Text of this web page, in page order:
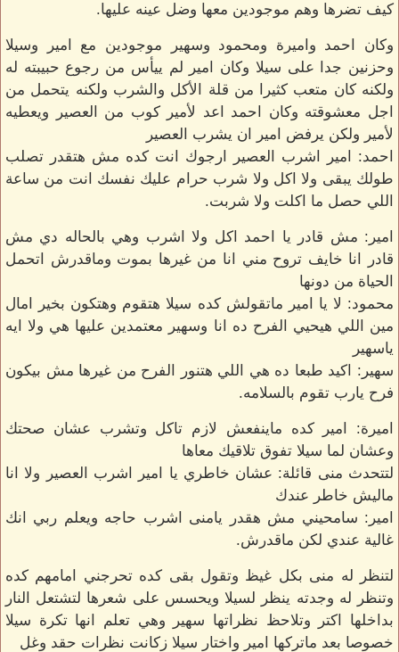
كيف تضرها وهم موجودين معها وضل عينه عليها.
وكان احمد واميرة ومحمود وسهير موجودين مع امير وسيلا
وحزنين جدا على سيلا وكان امير لم ييأس من رجوع حبيبته له
ولكنه كان متعب كثيرا من قلة الأكل والشرب ولكنه يتحمل من
اجل معشوقته وكان احمد اعد لأمير كوب من العصير ويعطيه
لأمير ولكن يرفض امير ان يشرب العصير
احمد: امير اشرب العصير ارجوك انت كده مش هتقدر تصلب
طولك يبقى ولا اكل ولا شرب حرام عليك نفسك انت من ساعة
اللي حصل ما اكلت ولا شربت.
امير: مش قادر يا احمد اكل ولا اشرب وهي بالحاله دي مش
قادر انا خايف تروح مني انا من غيرها بموت وماقدرش اتحمل
الحياة من دونها
محمود: لا يا امير ماتقولش كده سيلا هتقوم وهتكون بخير امال
مين اللي هيحيي الفرح ده انا وسهير معتمدين عليها هي ولا ايه
ياسهير
سهير: اكيد طبعا ده هي اللي هتنور الفرح من غيرها مش بيكون
فرح يارب تقوم بالسلامه.
اميرة: امير كده ماينفعش لازم تاكل وتشرب عشان صحتك
وعشان لما سيلا تفوق تلاقيك معاها
لتتحدث منى قائلة: عشان خاطري يا امير اشرب العصير ولا انا
ماليش خاطر عندك
امير: سامحيني مش هقدر يامنى اشرب حاجه ويعلم ربي انك
غالية عندي لكن ماقدرش.
لتنظر له منى بكل غيظ وتقول بقى كده تحرجني امامهم كده
وتنظر له وجدته ينظر لسيلا ويحسس على شعرها لتشتعل النار
بداخلها اكتر وتلاحظ نظراتها سهير وهي تعلم انها تكرة سيلا
خصوصا بعد ماتركها امير واختار سيلا زكانت نظرات حقد وغل